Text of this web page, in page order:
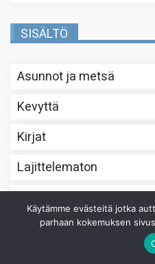
SISÄLTÖ
Asunnot ja metsä
Kevyttä
Kirjat
Lajittelematon
Sijoittaminen
Käytämme evästeitä jotka
parhaan kokemuksen